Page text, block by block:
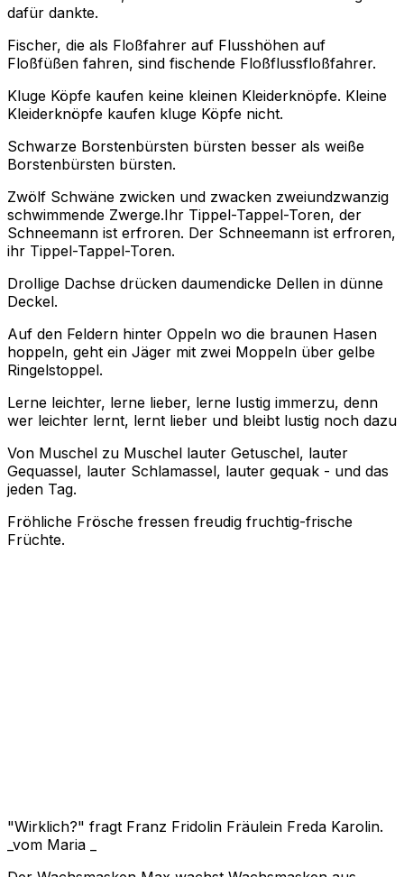
dafür dankte.
Fischer, die als Floßfahrer auf Flusshöhen auf
Floßfüßen fahren, sind fischende Floßflussfloßfahrer.
Kluge Köpfe kaufen keine kleinen Kleiderknöpfe. Kleine
Kleiderknöpfe kaufen kluge Köpfe nicht.
Schwarze Borstenbürsten bürsten besser als weiße
Borstenbürsten bürsten.
Zwölf Schwäne zwicken und zwacken zweiundzwanzig
schwimmende Zwerge.Ihr Tippel-Tappel-Toren, der
Schneemann ist erfroren. Der Schneemann ist erfroren,
ihr Tippel-Tappel-Toren.
Drollige Dachse drücken daumendicke Dellen in dünne
Deckel.
Auf den Feldern hinter Oppeln wo die braunen Hasen
hoppeln, geht ein Jäger mit zwei Moppeln über gelbe
Ringelstoppel.
Lerne leichter, lerne lieber, lerne lustig immerzu, denn
wer leichter lernt, lernt lieber und bleibt lustig noch dazu
Von Muschel zu Muschel lauter Getuschel, lauter
Gequassel, lauter Schlamassel, lauter gequak - und das
jeden Tag.
Fröhliche Frösche fressen freudig fruchtig-frische
Früchte.
"Wirklich?" fragt Franz Fridolin Fräulein Freda Karolin.
_vom Maria _